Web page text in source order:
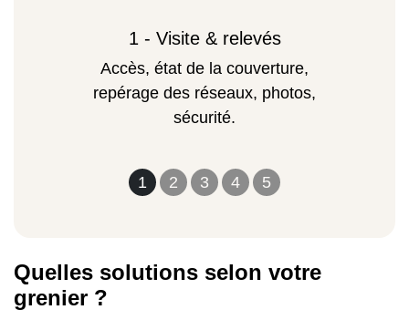
1 2 3 4 5
1 - Visite & relevés
Accès, état de la couverture,
repérage des réseaux, photos,
sécurité.
Quelles solutions selon votre
grenier ?